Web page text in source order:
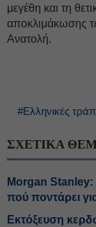
μεγέθη και τη
αποκλιμάκωσης
Ανατολή.
#Ελληνικές
ΣΧΕΤΙΚΑ
Morgan Stanley:
πού ποντάρει
Εκτόξευση